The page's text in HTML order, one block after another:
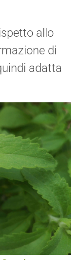
allo
di
adatta